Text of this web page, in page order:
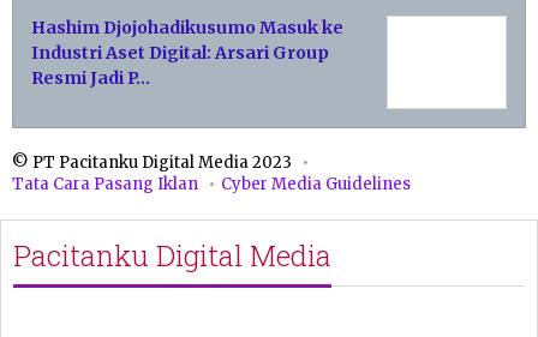
Hashim Djojohadikusumo Masuk ke
Industri Aset Digital: Arsari Group
Resmi Jadi P…
© PT Pacitanku Digital Media 2023
Tata Cara Pasang Iklan
Cyber Media Guidelines
Pacitanku Digital Media